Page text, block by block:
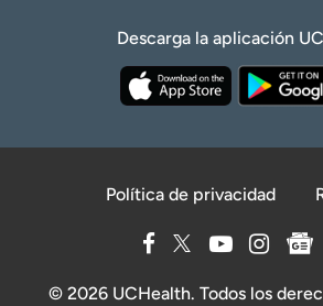
Descarga la aplicación
Política de privacidad
© 2026 UCHealth. Todos los